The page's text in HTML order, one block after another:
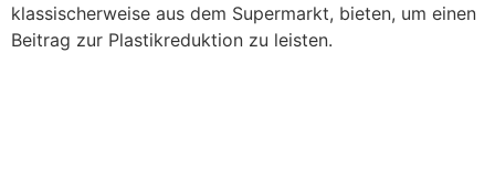
klassischerweise aus dem Supermarkt, bieten, um einen
Beitrag zur Plastikreduktion zu leisten.